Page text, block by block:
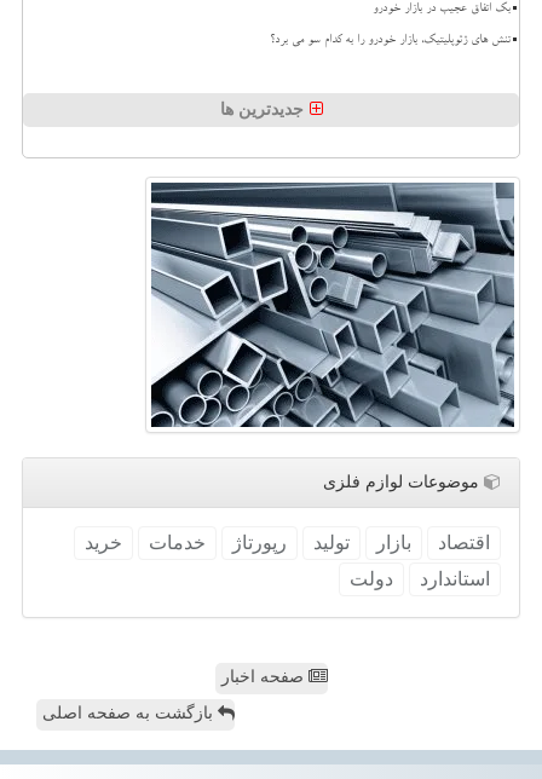
بک اتفاق عجیب در بازار خودرو
تنش های ژئوپلیتیک، بازار خودرو را به کدام سو می برد؟
جدیدترین ها
موضوعات لوازم فلزی
اقتصاد بازار تولید رپورتاژ خدمات
خرید
استاندارد
دولت
صفحه اخبار
بازگشت به صفحه اصلی